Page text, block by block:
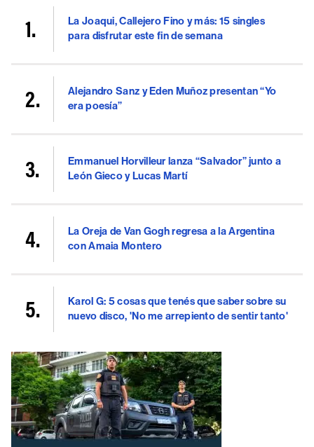
La Joaqui, Callejero Fino y más: 15 singles
para disfrutar este fin de semana
Alejandro Sanz y Eden Muñoz presentan “Yo
era poesía”
Emmanuel Horvilleur lanza “Salvador” junto a
León Gieco y Lucas Martí
La Oreja de Van Gogh regresa a la Argentina
con Amaia Montero
Karol G: 5 cosas que tenés que saber sobre su
nuevo disco, 'No me arrepiento de sentir tanto'